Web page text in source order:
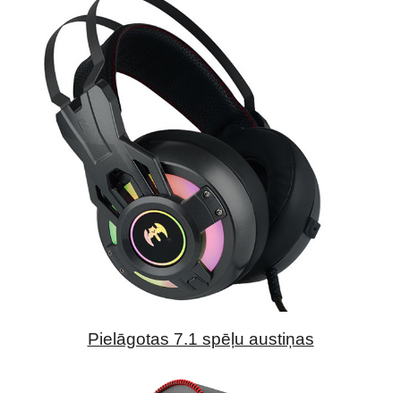
Pielāgotas 7.1 spēļu austiņas